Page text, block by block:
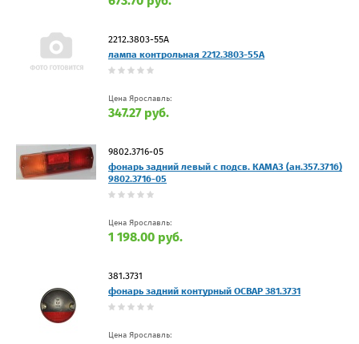
2212.3803-55А
лампа контрольная 2212.3803-55А
Цена Ярославль:
347.27 руб.
9802.3716-05
фонарь задний левый с подсв. КАМАЗ (ан.357.3716)
9802.3716-05
Цена Ярославль:
1 198.00 руб.
381.3731
фонарь задний контурный ОСВАР 381.3731
Цена Ярославль: